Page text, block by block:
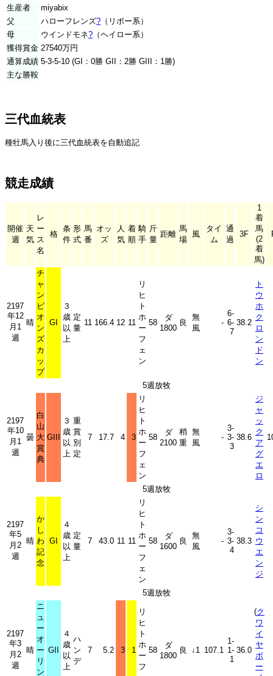
生産者
miyabix
父
ハローフレンズ? （リボー系）
母
ウインドモネ? （ヘイロー系）
獲得賞金 27540万円
通算成績 5-3-5-10 (GI：0勝 GII：2勝 GIII：1勝)
主な勝鞍
三代血統表
種牡馬入り後に三代血統表を自動追記
競走成績
開催
週
天
気
レ
ー
ス
名
格
条
件
形
式
馬
番
オッ
ズ
人
気
着
順
騎
手
斤
量
距離
馬
場
風
タイ
ム
通
過
3F
1
着
馬
(2
着
馬)
2197
年12
月1
週
晴
チ
ャ
ン
ピ
オ
ン
ズ
カ
ッ
プ
GI
３
歳
以
上
定
量
11 166.4 12 11
リ
ヒ
ト
ホ
ー
フ
ェ
ン
58
ダ
1800
良
無
風
-
6-
6-
7
38.2
ト
ウ
ホ
ク
ロ
ン
ド
ン
5週放牧
2197
年10
月1
週
曇
白
山
大
賞
典
GIII
３
歳
以
上
重
賞
別
定
7 17.7 4 3
リ
ヒ
ト
ホ
ー
フ
ェ
ン
58
ダ
2100
稍
重
無
風
-
3-
3-
3
38.6
ジ
ャ
ッ
ク
ア
グ
エ
ロ
5週放牧
2197
年5
月2
週
晴
か
し
わ
記
念
GI
４
歳
以
上
定
量
7 43.0 11 11
リ
ヒ
ト
ホ
ー
フ
ェ
ン
58
ダ
1600
良
無
風
-
3-
3-
4
38.3
シ
ン
コ
ウ
エ
ン
ジ
5週放牧
2197
年3
月2
週
晴
ニ
ュ
ー
オ
ー
リ
ン
GII
４
歳
以
上
ハ
ン
デ
7 5.2 3 1
リ
ヒ
ト
ホ
ー
フ
58
ダ
1800
良 ↓1 107.1
1-
1-
1
36.0
(ク
ワ
イ
ヤ
ボ
ー